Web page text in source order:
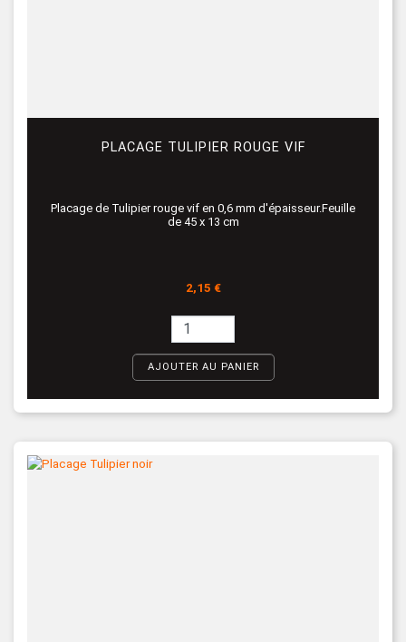
PLACAGE TULIPIER ROUGE VIF
Placage de Tulipier rouge vif en 0,6 mm d'épaisseur.Feuille
de 45 x 13 cm
Prix
2,15 €
AJOUTER AU PANIER